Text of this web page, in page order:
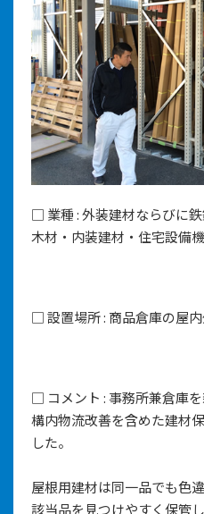
□ 業種 : 外装建材ならびに
木材・内装建材・住宅設備
□ 設置場所 : 商品倉庫の屋
□ コメント : 事務所兼倉庫を
構内物流改善を含めた建材
した。
屋根用建材は同一品でも色
該当品を見つけやすく保管